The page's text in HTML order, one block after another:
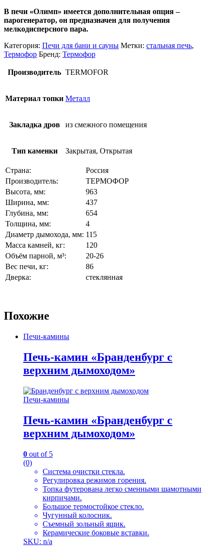
В печи «Олимп» имеется дополнительная опция –
парогенератор, он предназначен для получения
мелкодисперсного пара.
Категория: Печи для бани и сауны Метки: стальная печь,
Термофор Бренд: Термофор
Производитель TERMOFOR
Материал топки Металл
Закладка дров из смежного помещения
Тип каменки Закрытая, Открытая
Страна:
Россия
Производитель:
ТЕРМОФОР
Высота, мм:
963
Ширина, мм:
437
Глубина, мм:
654
Толщина, мм:
4
Диаметр дымохода, мм: 115
Масса камней, кг:
120
Объём парной, м³:
20-26
Вес печи, кг:
86
Дверка:
стеклянная
Похожие
Печи-камины
Печь-камин «Бранденбург с
верхним дымоходом»
Печи-камины
Печь-камин «Бранденбург с
верхним дымоходом»
0 out of 5
(0)
Система очистки стекла.
Регулировка режимов горения.
Топка футерована легко сменными шамотными
кирпичами.
Большое термостойкое стекло.
Чугунный колосник.
Съемный зольный ящик.
Керамические боковые вставки.
SKU: n/a